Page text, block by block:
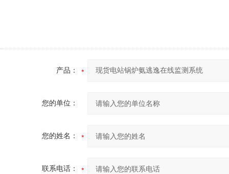
产品：
您的单位：
您的姓名：
联系电话：